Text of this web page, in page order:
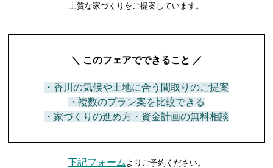
上質な家づくりをご提案しています。
＼ このフェアでできること ／
・香川の気候や土地に合う間取りのご提案
・複数のプラン案を比較できる
・家づくりの進め方・資金計画の無料相談
下記フォーム よりご予約ください。